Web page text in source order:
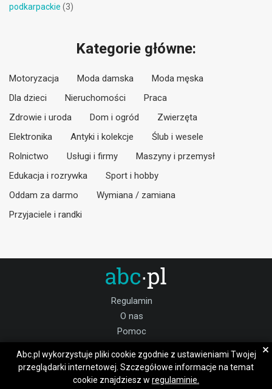
podkarpackie (3)
Kategorie główne:
Motoryzacja Moda damska
Moda męska
Dla dzieci
Nieruchomości
Praca
Zdrowie i uroda
Dom i ogród
Zwierzęta
Elektronika
Antyki i kolekcje
Ślub i wesele
Rolnictwo
Usługi i firmy
Maszyny i przemysł
Edukacja i rozrywka
Sport i hobby
Oddam za darmo
Wymiana / zamiana
Przyjaciele i randki
Regulamin
O nas
Pomoc
Praca
Dołącz do nas:
Abc.pl wykorzystuje pliki cookie zgodnie z ustawieniami Twojej
przeglądarki internetowej. Szczegółowe informacje na temat
cookie znajdziesz w regulaminie.
×